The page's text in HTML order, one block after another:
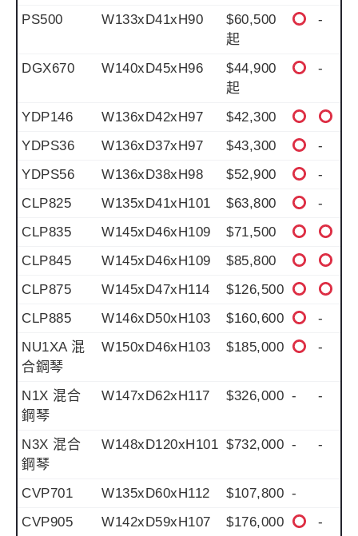
PS500
W133xD41xH90
$60,500
起
-
DGX670 W140xD45xH96
$44,900
起
-
YDP146 W136xD42xH97
$42,300
YDPS36
W136xD37xH97 $43,300
-
YDPS56
W136xD38xH98 $52,900
-
CLP825
W135xD41xH101 $63,800
-
CLP835
W145xD46xH109
$71,500
CLP845
W145xD46xH109
$85,800
CLP875
W145xD47xH114
$126,500
CLP885
W146xD50xH103 $160,600
-
NU1XA 混
合鋼琴
W150xD46xH103 $185,000 -
N1X 混合
鋼琴
W147xD62xH117 $326,000 - -
N3X 混合
鋼琴
W148xD120xH101 $732,000 - -
CVP701 W135xD60xH112 $107,800 -
CVP905
W142xD59xH107 $176,000
-